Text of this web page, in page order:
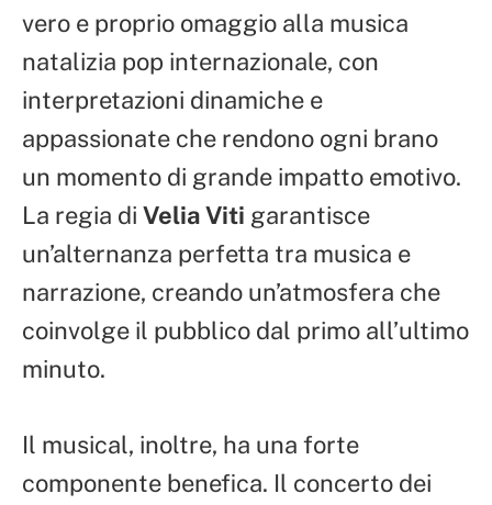
vero e proprio omaggio alla musica
natalizia pop internazionale, con
interpretazioni dinamiche e
appassionate che rendono ogni brano
un momento di grande impatto emotivo.
La regia di Velia Viti garantisce
un’alternanza perfetta tra musica e
narrazione, creando un’atmosfera che
coinvolge il pubblico dal primo all’ultimo
minuto.
Il musical, inoltre, ha una forte
componente benefica. Il concerto dei